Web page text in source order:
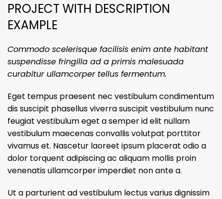
PROJECT WITH DESCRIPTION
EXAMPLE
Commodo scelerisque facilisis enim ante habitant
suspendisse fringilla ad a primis malesuada
curabitur ullamcorper tellus fermentum.
Eget tempus praesent nec vestibulum condimentum
dis suscipit phasellus viverra suscipit vestibulum nunc
feugiat vestibulum eget a semper id elit nullam
vestibulum maecenas convallis volutpat porttitor
vivamus et. Nascetur laoreet ipsum placerat odio a
dolor torquent adipiscing ac aliquam mollis proin
venenatis ullamcorper imperdiet non ante a.
Ut a parturient ad vestibulum lectus varius dignissim